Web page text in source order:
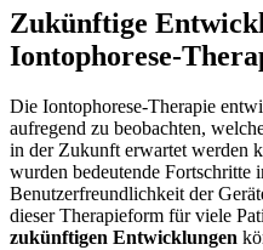
Zukünftige
Iontophorese-
Die Iontophorese-Therapie
aufregend zu beobachten,
in der Zukunft erwartet werden
wurden bedeutende Fortschritte
‍Benutzerfreundlichkeit der
dieser Therapieform für viele
zukünftigen Entwicklungen